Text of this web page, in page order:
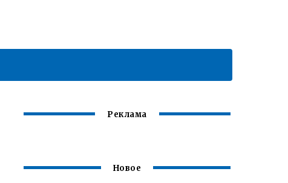
Реклама
Новое